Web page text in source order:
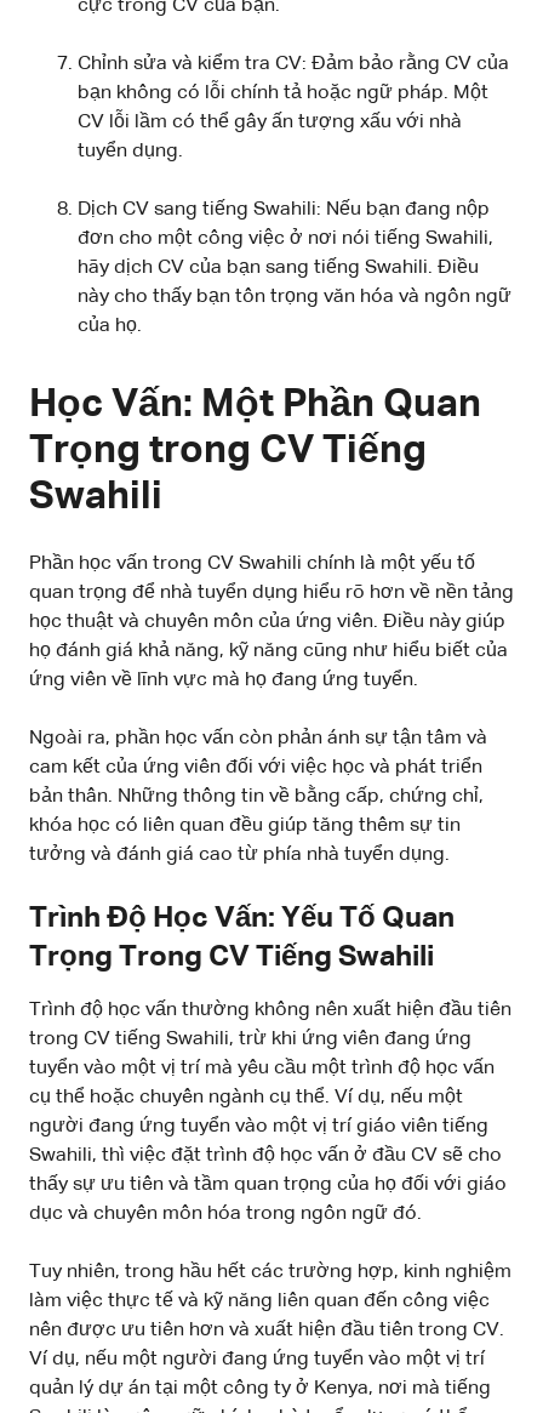
cực trong CV của bạn.
Chỉnh sửa và kiểm tra CV: Đảm bảo rằng CV của
bạn không có lỗi chính tả hoặc ngữ pháp. Một
CV lỗi lầm có thể gây ấn tượng xấu với nhà
tuyển dụng.
Dịch CV sang tiếng Swahili: Nếu bạn đang nộp
đơn cho một công việc ở nơi nói tiếng Swahili,
hãy dịch CV của bạn sang tiếng Swahili. Điều
này cho thấy bạn tôn trọng văn hóa và ngôn ngữ
của họ.
Học Vấn: Một Phần Quan
Trọng trong CV Tiếng
Swahili
Phần học vấn trong CV Swahili chính là một yếu tố
quan trọng để nhà tuyển dụng hiểu rõ hơn về nền tảng
học thuật và chuyên môn của ứng viên. Điều này giúp
họ đánh giá khả năng, kỹ năng cũng như hiểu biết của
ứng viên về lĩnh vực mà họ đang ứng tuyển.
Ngoài ra, phần học vấn còn phản ánh sự tận tâm và
cam kết của ứng viên đối với việc học và phát triển
bản thân. Những thông tin về bằng cấp, chứng chỉ,
khóa học có liên quan đều giúp tăng thêm sự tin
tưởng và đánh giá cao từ phía nhà tuyển dụng.
Trình Độ Học Vấn: Yếu Tố Quan
Trọng Trong CV Tiếng Swahili
Trình độ học vấn thường không nên xuất hiện đầu tiên
trong CV tiếng Swahili, trừ khi ứng viên đang ứng
tuyển vào một vị trí mà yêu cầu một trình độ học vấn
cụ thể hoặc chuyên ngành cụ thể. Ví dụ, nếu một
người đang ứng tuyển vào một vị trí giáo viên tiếng
Swahili, thì việc đặt trình độ học vấn ở đầu CV sẽ cho
thấy sự ưu tiên và tầm quan trọng của họ đối với giáo
dục và chuyên môn hóa trong ngôn ngữ đó.
Tuy nhiên, trong hầu hết các trường hợp, kinh nghiệm
làm việc thực tế và kỹ năng liên quan đến công việc
nên được ưu tiên hơn và xuất hiện đầu tiên trong CV.
Ví dụ, nếu một người đang ứng tuyển vào một vị trí
quản lý dự án tại một công ty ở Kenya, nơi mà tiếng